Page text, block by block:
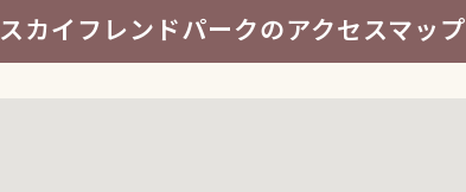
スカイフレンドパークのアクセスマップ